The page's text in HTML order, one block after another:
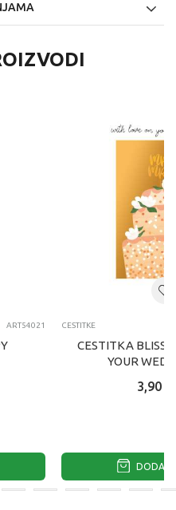
ART54021 CESTITKE
CESTITKA BLISS
YOUR
3,90
DODAJ